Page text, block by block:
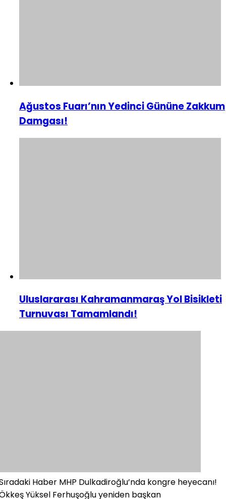
Ağustos Fuarı’nın Yedinci Gününe Zakkum
Damgası!
Uluslararası Kahramanmaraş Yol Bisikleti
Turnuvası Tamamlandı!
Haber MHP Dulkadiroğlu’nda kongre heyecanı!
Yüksel Ferhuşoğlu yeniden başkan